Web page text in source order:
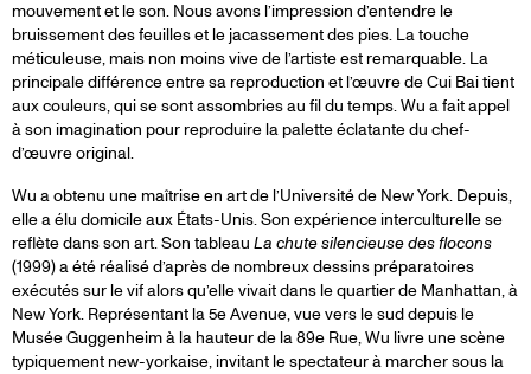
mouvement et le son. Nous avons l’impression d’entendre le
bruissement des feuilles et le jacassement des pies. La touche
méticuleuse, mais non moins vive de l’artiste est remarquable. La
principale différence entre sa reproduction et l’œuvre de Cui Bai tient
aux couleurs, qui se sont assombries au fil du temps. Wu a fait appel
à son imagination pour reproduire la palette éclatante du chef-
d’œuvre original.
Wu a obtenu une maîtrise en art de l’Université de New York. Depuis,
elle a élu domicile aux États-Unis. Son expérience interculturelle se
reflète dans son art. Son tableau La chute silencieuse des flocons
(1999) a été réalisé d’après de nombreux dessins préparatoires
exécutés sur le vif alors qu’elle vivait dans le quartier de Manhattan, à
New York. Représentant la 5e Avenue, vue vers le sud depuis le
Musée Guggenheim à la hauteur de la 89e Rue, Wu livre une scène
typiquement new-yorkaise, invitant le spectateur à marcher sous la